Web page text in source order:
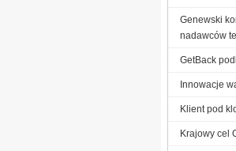
Genewski
nadawców
GetBack
Innowacje
Klient pod
Krajowy cel